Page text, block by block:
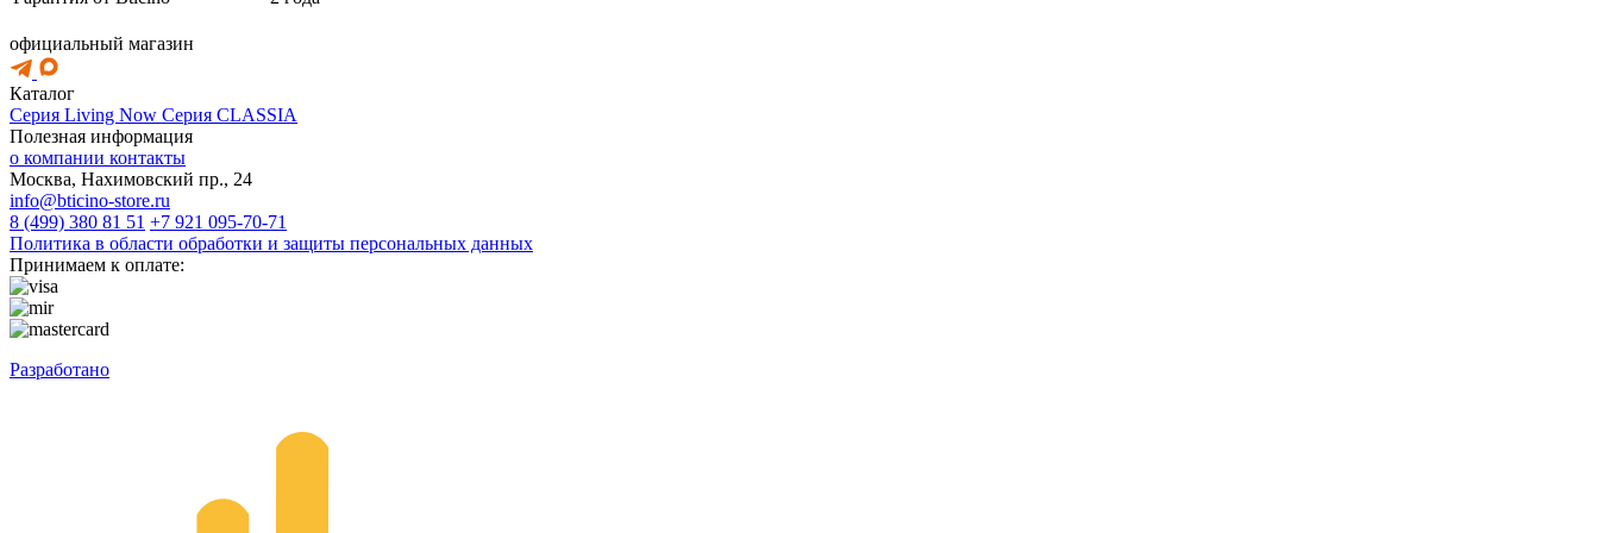
официальный магазин
Каталог
Серия Living Now Серия CLASSIA
Полезная информация
о компании контакты
Москва, Нахимовский пр., 24
info@bticino-store.ru
8 (499) 380 81 51 +7 921 095-70-71
Политика в области обработки и защиты персональных данных
Принимаем к оплате:
Разработано